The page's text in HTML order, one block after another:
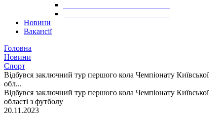
Новини
Вакансії
Головна
Новини
Спорт
Відбувся заключний тур першого кола Чемпіонату Київської
обл...
Відбувся заключний тур першого кола Чемпіонату Київської
області з футболу
20.11.2023